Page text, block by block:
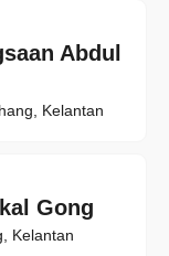
Abdul
Kelantan
Gong
Kelantan